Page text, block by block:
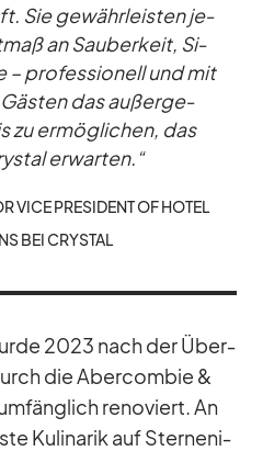
Sie ge­währ­leis­ten je­
an Sau­ber­keit, Si­
– pro­fes­sio­nell und mit
das au­ßer­ge­
zu er­mög­li­chen, das
er­war­ten.“
VICE PRE­SI­DENT OF HO­TEL
BEI CRYS­TAL
2023 nach der Über­
die Aber­com­bie &
re­no­viert. An
Ku­li­na­rik auf Ster­ne­ni­